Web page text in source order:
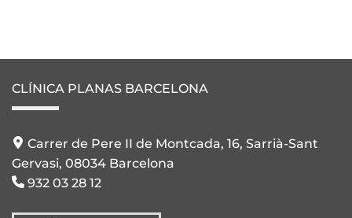
CLÍNICA PLANAS BARCELONA
Carrer de Pere II de Montcada, 16, Sarrià-Sant
Gervasi, 08034 Barcelona
932 03 28 12